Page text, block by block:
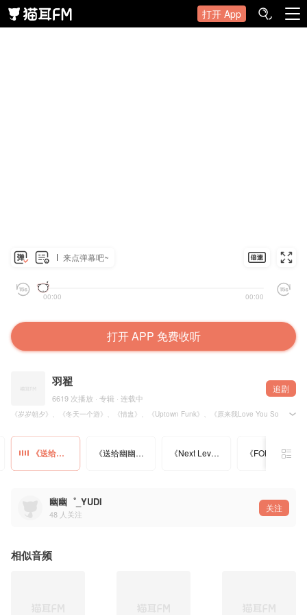
打开 App
来点弹幕吧~
00:00 00:00
打开 APP 免费收听
羽翟
6619 次播放 · 专辑 · 连载中
追剧
《岁岁朝夕》、《冬天一个游》、《情盅》、《Uptown Funk》、《原来我Love You So Much
《送给幽幽的电台情歌03》by 羽翟（5） 《送给幽幽的电台情歌04》by 羽翟（6） 《Next Level》by 羽翟 《FOREVER》by 羽翟
幽幽゜_YUDI
48 人关注
关注
相似音频